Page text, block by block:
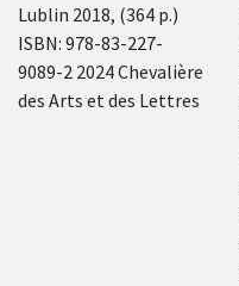
Lublin 2018, (364 p.)
ISBN: 978-83-227-
9089-2 2024 Chevalière
des Arts et des Lettres